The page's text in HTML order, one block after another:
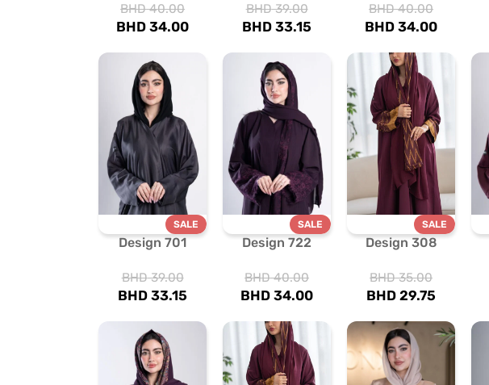
BHD40.00
BHD 34.00
BHD39.00
BHD 33.15
BHD40.00
BHD 34.00
SALE
Design 308
BHD35.00
BHD 29.75
SALE
Design 722
BHD40.00
BHD 34.00
SALE
Design 701
BHD39.00
BHD 33.15